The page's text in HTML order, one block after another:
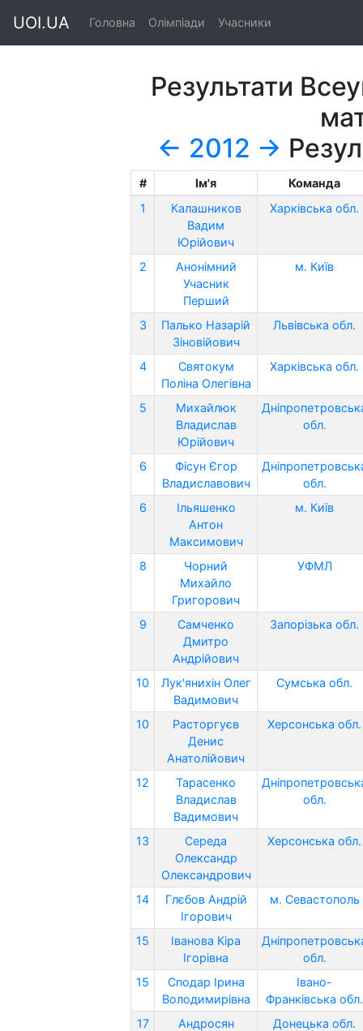
UOI.UA Головна Олімпіади Учасники
Результати
← 2012 →
# Ім'я
Команда
1
Калашников
Вадим
Юрійович
Харківська обл.
2
Анонімний
Учасник
Перший
м. Київ
3
Палько Назарій
Зіновійович
Львівська обл.
4
Святокум
Поліна Олегівна
Харківська обл.
5
Михайлюк
Владислав
Юрійович
обл.
6
Фісун Єгор
Владиславович
обл.
6
Ільяшенко
Антон
Максимович
м. Київ
8
Чорний
Михайло
Григорович
УФМЛ
9
Самченко
Дмитро
Андрійович
Запорізька обл.
10
Лук'янихін Олег
Вадимович
Сумська обл.
10
Расторгуєв
Денис
Анатолійович
Херсонська обл.
12
Тарасенко
Владислав
Вадимович
обл.
13
Середа
Олександр
Олександрович
Херсонська обл.
14
Глєбов Андрій
Ігорович
м. Севастополь
15
Іванова Кіра
Ігорівна
обл.
15
Сподар Ірина
Володимирівна
Івано-
Франківська обл.
17
Андросян
Донецька обл.